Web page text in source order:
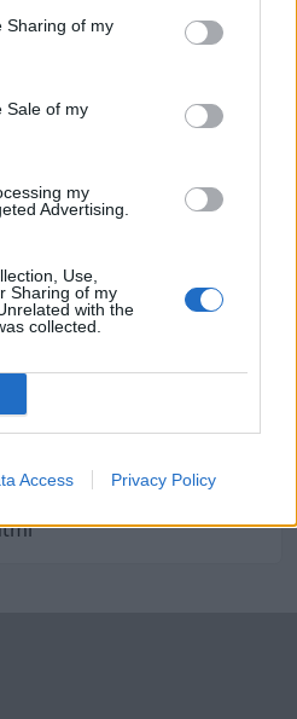
Sharing of my
Sale of my
my
Advertising.
Use,
Sharing of my
with the
collected.
Access Privacy Policy
tuning-